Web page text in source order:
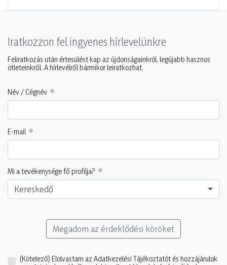
Iratkozzon fel ingyenes hírlevelünkre
Feliratkozás után értesülést kap az újdonságainkról, legújabb hasznos
ötleteinkről. A hírlevélről bármikor leiratkozhat.
Név / Cégnév
E-mail
Mi a tevékenysége fő profilja?
Kereskedő
Megadom az érdeklődési köröket
(Kötelező) Elolvastam az Adatkezelési Tájékoztatót és hozzájárulok